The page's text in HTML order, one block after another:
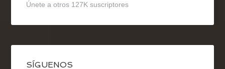
Únete a otros 127K suscriptores
SÍGUENOS